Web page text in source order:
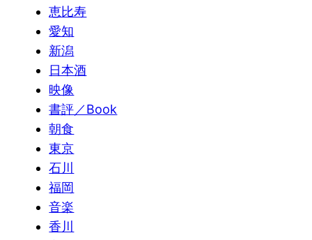
恵比寿
愛知
新潟
日本酒
映像
書評／Book
朝食
東京
石川
福岡
音楽
香川